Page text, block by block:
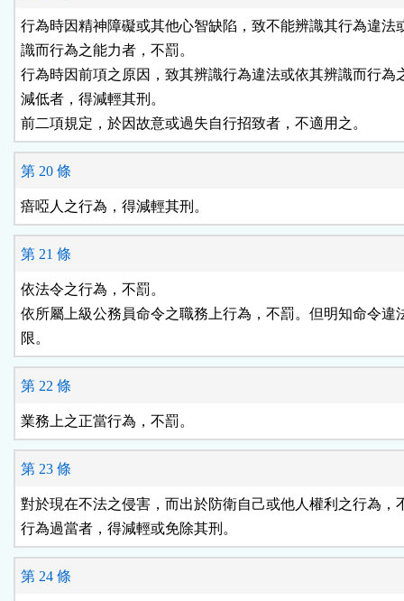
行為時因精神障礙或其他心智缺陷，致不能辨識其行為違法
識而行為之能力者，不罰。
行為時因前項之原因，致其辨識行為違法或依其辨識而行為
減低者，得減輕其刑。
前二項規定，於因故意或過失自行招致者，不適用之。
第 20 條
瘖啞人之行為，得減輕其刑。
第 21 條
依法令之行為，不罰。
依所屬上級公務員命令之職務上行為，不罰。但明知命令違
限。
第 22 條
業務上之正當行為，不罰。
第 23 條
對於現在不法之侵害，而出於防衛自己或他人權利之行為，
行為過當者，得減輕或免除其刑。
第 24 條